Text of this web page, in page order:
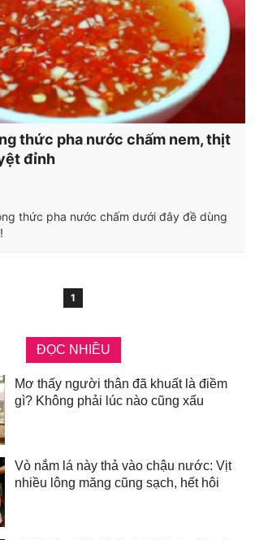
thức pha nước chấm nem, thịt
đỉnh
thức pha nước chấm dưới đây đề dùng
1
ĐỌC NHIỀU
Mơ thấy người thân đã khuất là điềm
gì? Không phải lúc nào cũng xấu
Vò nắm lá này thả vào chậu nước: Vịt
nhiều lông măng cũng sạch, hết hôi